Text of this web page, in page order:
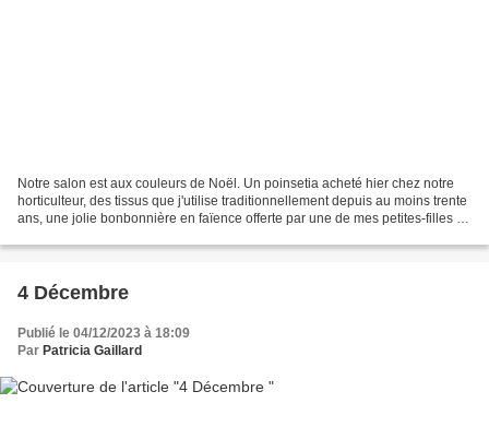
Notre salon est aux couleurs de Noël. Un poinsetia acheté hier chez notre
horticulteur, des tissus que j'utilise traditionnellement depuis au moins trente
ans, une jolie bonbonnière en faïence offerte par une de mes petites-filles et
4 Décembre
Publié le 04/12/2023 à 18:09
Par Patricia Gaillard